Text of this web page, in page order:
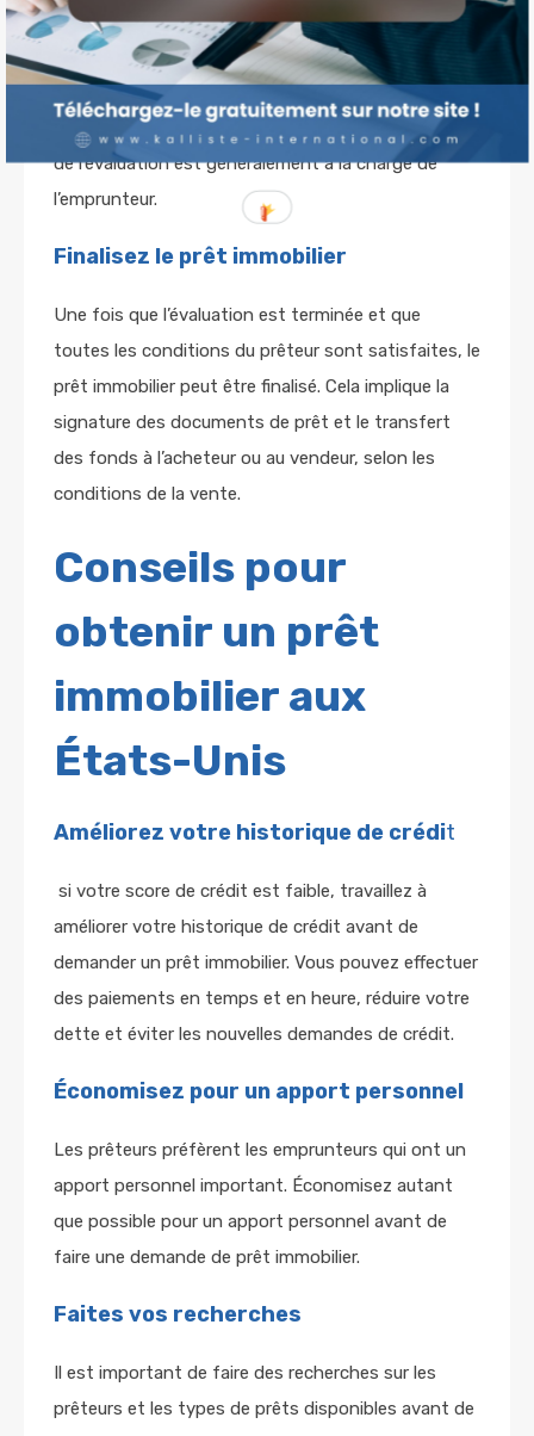
évaluation de la propriété doit être effectuée. Cela
garantit que la propriété est d’une valeur suffisante
pour garantir le prêt. L’évaluation est généralement
effectuée par un évaluateur indépendant et le coût
de l’évaluation est généralement à la charge de
l’emprunteur.
Finalisez le prêt immobilier
Une fois que l’évaluation est terminée et que
toutes les conditions du prêteur sont satisfaites, le
prêt immobilier peut être finalisé. Cela implique la
signature des documents de prêt et le transfert
des fonds à l’acheteur ou au vendeur, selon les
conditions de la vente.
Conseils pour
obtenir un prêt
immobilier aux
États-Unis
Améliorez votre historique de crédit
si votre score de crédit est faible, travaillez à
améliorer votre historique de crédit avant de
demander un prêt immobilier. Vous pouvez effectuer
des paiements en temps et en heure, réduire votre
dette et éviter les nouvelles demandes de crédit.
Économisez pour un apport personnel
Les prêteurs préfèrent les emprunteurs qui ont un
apport personnel important. Économisez autant
que possible pour un apport personnel avant de
faire une demande de prêt immobilier.
Faites vos recherches
Il est important de faire des recherches sur les
prêteurs et les types de prêts disponibles avant de